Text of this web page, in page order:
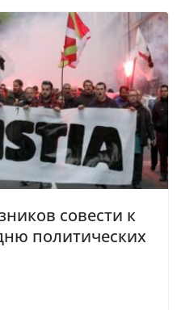
совести к
политических